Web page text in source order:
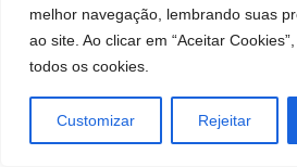
melhor navegação, lembrando suas
ao site. Ao clicar em “Aceitar
todos os cookies.
Customizar Rejeitar